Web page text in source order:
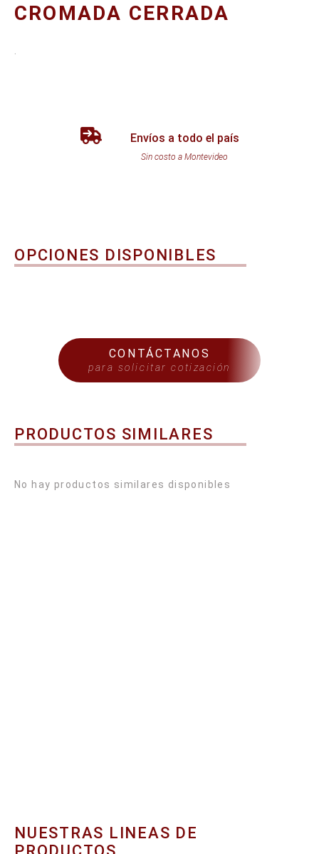
CROMADA CERRADA
Envíos a todo el país
Sin costo a Montevideo
OPCIONES DISPONIBLES
CONTÁCTANOS
para solicitar cotización
PRODUCTOS SIMILARES
No hay productos similares disponibles
NUESTRAS LINEAS DE